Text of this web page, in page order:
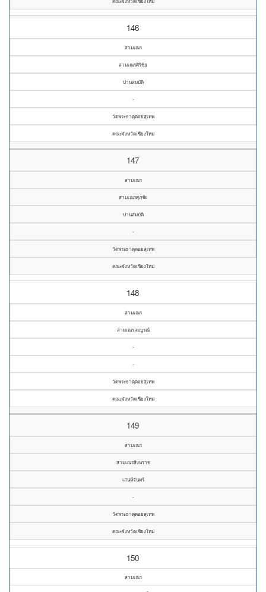
146
สามเณร
สามเณรศิริชัย
ปานสมบัติ
-
วัดพระธาตุดอยสุเทพ
คณะจังหวัดเชียงใหม่
147
สามเณร
สามเณรศุภชัย
ปานสมบัติ
-
วัดพระธาตุดอยสุเทพ
คณะจังหวัดเชียงใหม่
148
สามเณร
สามเณรสมบูรณ์
-
-
วัดพระธาตุดอยสุเทพ
คณะจังหวัดเชียงใหม่
149
สามเณร
สามเณรสิงหราช
เสน่ห์จันทร์
-
วัดพระธาตุดอยสุเทพ
คณะจังหวัดเชียงใหม่
150
สามเณร